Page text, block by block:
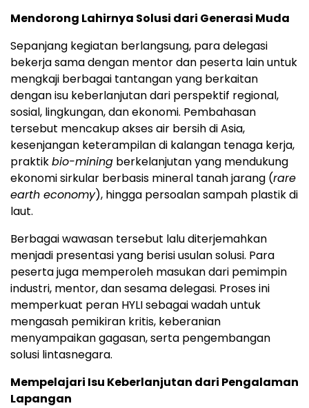
Mendorong Lahirnya Solusi dari Generasi Muda
Sepanjang kegiatan berlangsung, para delegasi
bekerja sama dengan mentor dan peserta lain untuk
mengkaji berbagai tantangan yang berkaitan
dengan isu keberlanjutan dari perspektif regional,
sosial, lingkungan, dan ekonomi. Pembahasan
tersebut mencakup akses air bersih di Asia,
kesenjangan keterampilan di kalangan tenaga kerja,
praktikbio-mining berkelanjutan yang mendukung
ekonomi sirkular berbasis mineral tanah jarang (rare
earth economy), hingga persoalan sampah plastik di
laut.
Berbagai wawasan tersebut lalu diterjemahkan
menjadi presentasi yang berisi usulan solusi. Para
peserta juga memperoleh masukan dari pemimpin
industri, mentor, dan sesama delegasi. Proses ini
memperkuat peran HYLI sebagai wadah untuk
mengasah pemikiran kritis, keberanian
menyampaikan gagasan, serta pengembangan
solusi lintasnegara.
Mempelajari Isu Keberlanjutan dari Pengalaman
Lapangan